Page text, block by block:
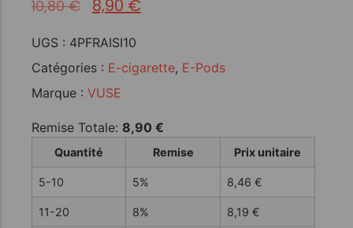
10,80€ 8,90 €
UGS : 4PFRAISI10
Catégories : E-cigarette, E-Pods
Marque : VUSE
Remise Totale: 8,90 €
Quantité Remise Prix unitaire
5-10 5% 8,46 €
11-20 8% 8,19 €